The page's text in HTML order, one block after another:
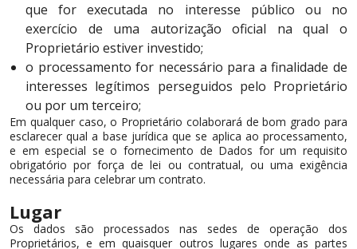
que for executada no interesse público ou no
exercício de uma autorização oficial na qual o
Proprietário estiver investido;
o processamento for necessário para a finalidade de
interesses legítimos perseguidos pelo Proprietário
ou por um terceiro;
Em qualquer caso, o Proprietário colaborará de bom grado para
esclarecer qual a base jurídica que se aplica ao processamento,
e em especial se o fornecimento de Dados for um requisito
obrigatório por força de lei ou contratual, ou uma exigência
necessária para celebrar um contrato.
Lugar
Os dados são processados nas sedes de operação dos
Proprietários, e em quaisquer outros lugares onde as partes